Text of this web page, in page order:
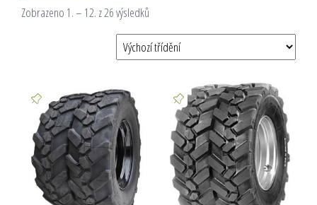
Zobrazeno 1. – 12. z 26 výsledků